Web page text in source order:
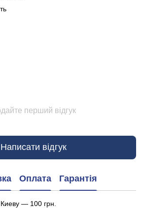
перший відгук
Написати відгук
Оплата Гарантія
— 100 грн.